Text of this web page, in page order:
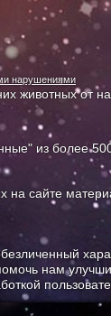
нарушениями
животных от
из более
на сайте
нам